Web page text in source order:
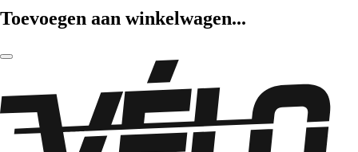
Toevoegen aan winkelwagen...